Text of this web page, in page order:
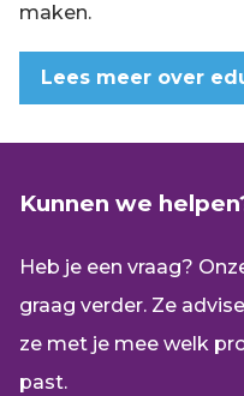
maken.
Lees meer over
Kunnen we
Heb je een vraag?
graag verder. Ze
ze met je mee welk
past.